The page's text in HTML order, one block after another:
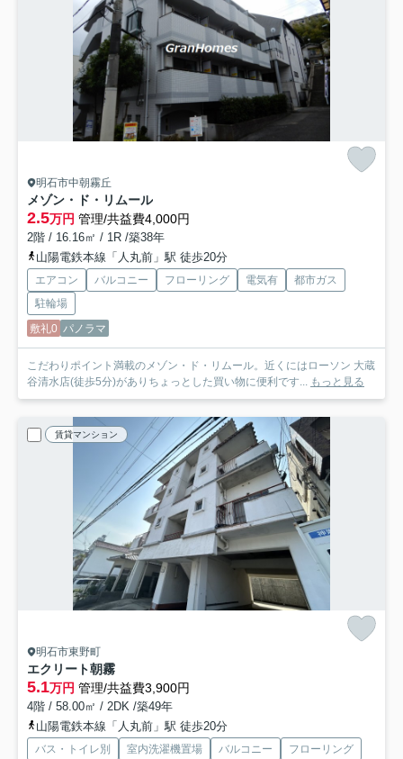
明石市中朝霧丘
メゾン・ド・リムール
2.5万円 管理/共益費4,000円
2階 / 16.16㎡ / 1R /築38年
山陽電鉄本線「人丸前」駅 徒歩20分
エアコン バルコニー フローリング 電気有
都市ガス
駐輪場
敷礼0 パノラマ
こだわりポイント満載のメゾン・ド・リムール。近くにはローソン 大蔵
谷清水店(徒歩5分)がありちょっとした買い物に便利です... もっと見る
賃貸マンション
明石市東野町
エクリート朝霧
5.1万円 管理/共益費3,900円
4階 / 58.00㎡ / 2DK /築49年
山陽電鉄本線「人丸前」駅 徒歩20分
バス・トイレ別 室内洗濯機置場 バルコニー
フローリング